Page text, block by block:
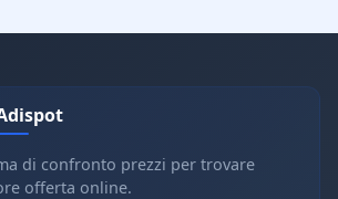
di confronto prezzi per trovare
offerta online.